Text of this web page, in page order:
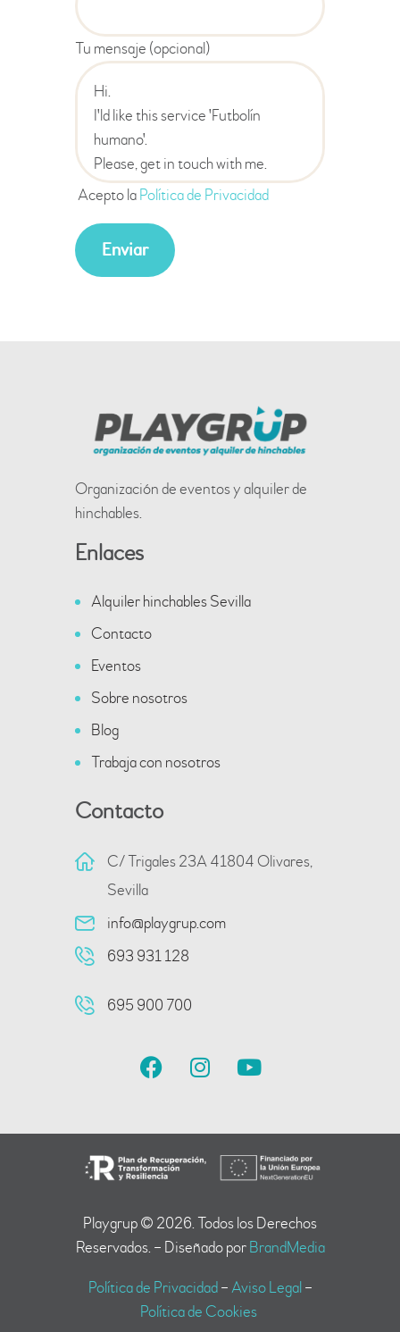
Tu mensaje (opcional)
Acepto laPolítica de Privacidad
Organización de eventos y alquiler de
hinchables.
Enlaces
Alquiler hinchables Sevilla
Contacto
Eventos
Sobre nosotros
Blog
Trabaja con nosotros
Contacto
C/ Trigales 23A 41804 Olivares,
Sevilla
info@playgrup.com
693 931 128
695 900 700
Playgrup © 2026. Todos los Derechos
Reservados. – Diseñado porBrandMedia
Política de Privacidad–Aviso Legal–
Política de Cookies